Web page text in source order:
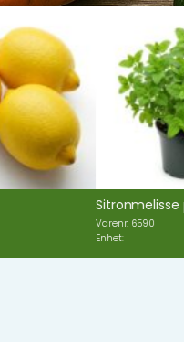
Sitronmelisse potte